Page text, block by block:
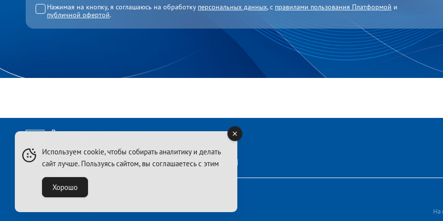
Нажимая на кнопку, я соглашаюсь на обработку персональных данных, с правилами пользования Платформой и
публичной офертой.
+7 (843) 206-52-47 (доб.1)dpo@kpfu.ru
На
Используем cookie, чтобы собирать аналитику и делать
сайт лучше. Пользуясь сайтом, вы соглашаетесь с этим
Хорошо